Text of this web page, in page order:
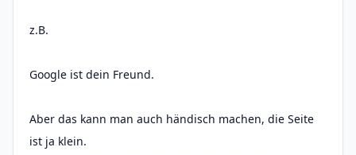
z.B.
Google ist dein Freund.
Aber das kann man auch händisch machen, die Seite
ist ja klein.